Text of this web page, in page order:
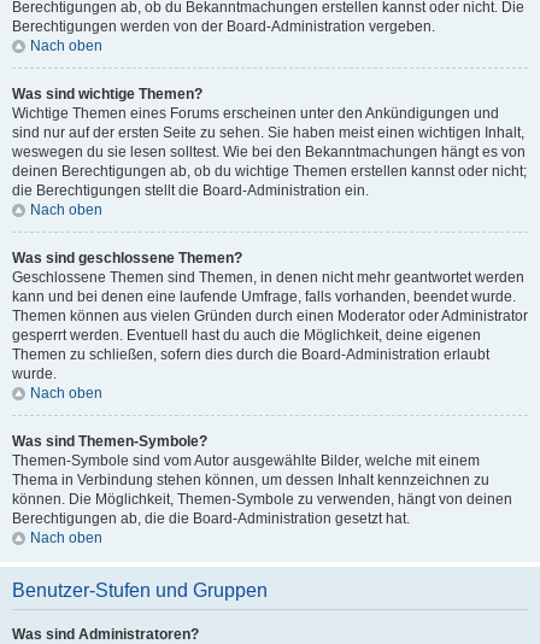
Berechtigungen ab, ob du Bekanntmachungen erstellen kannst oder nicht. Die
Berechtigungen werden von der Board-Administration vergeben.
Nach oben
Was sind wichtige Themen?
Wichtige Themen eines Forums erscheinen unter den Ankündigungen und
sind nur auf der ersten Seite zu sehen. Sie haben meist einen wichtigen Inhalt,
weswegen du sie lesen solltest. Wie bei den Bekanntmachungen hängt es von
deinen Berechtigungen ab, ob du wichtige Themen erstellen kannst oder nicht;
die Berechtigungen stellt die Board-Administration ein.
Nach oben
Was sind geschlossene Themen?
Geschlossene Themen sind Themen, in denen nicht mehr geantwortet werden
kann und bei denen eine laufende Umfrage, falls vorhanden, beendet wurde.
Themen können aus vielen Gründen durch einen Moderator oder Administrator
gesperrt werden. Eventuell hast du auch die Möglichkeit, deine eigenen
Themen zu schließen, sofern dies durch die Board-Administration erlaubt
wurde.
Nach oben
Was sind Themen-Symbole?
Themen-Symbole sind vom Autor ausgewählte Bilder, welche mit einem
Thema in Verbindung stehen können, um dessen Inhalt kennzeichnen zu
können. Die Möglichkeit, Themen-Symbole zu verwenden, hängt von deinen
Berechtigungen ab, die die Board-Administration gesetzt hat.
Nach oben
Benutzer-Stufen und Gruppen
Was sind Administratoren?